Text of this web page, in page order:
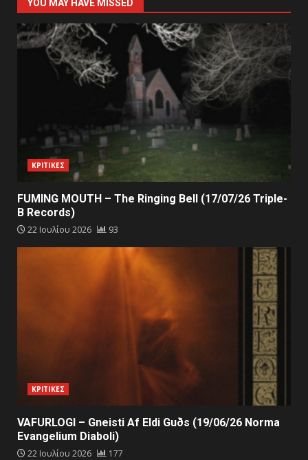
YOU MAY HAVE MISSED
ΚΡΙΤΙΚΕΣ
FUMING MOUTH – The Ringing Bell (17/07/26 Triple-
B Records)
22 Ιουλίου 2026 93
ΚΡΙΤΙΚΕΣ
VAFURLOGI – Gneisti Af Eldi Guðs (19/06/26 Norma
Evangelium Diaboli)
22 Ιουλίου 2026 177